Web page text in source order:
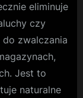
eliminuje
czy
do zwalczania
Jest to
naturalne